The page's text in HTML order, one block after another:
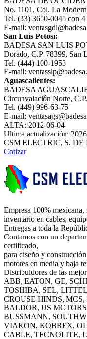
No. 1101, Col. La
Tel. (33) 3650-0045 con 4
E-mail:
San Luis Potosí:
BADESA SAN LUIS
Dorado, C.P. 78399, San
Tel. (444) 100-1953
E-mail:
Aguascalientes:
BADESA
Circunvalación Norte,
Tel. (449) 996-63-75
E-mail:
ALTA: 2012-06-04
Ultima actualización:
CSM ELECTRIC, S. DE
Cotizar
Empresa 100% mexicana,
inventario en cables,
Entregas a toda la
Contamos con un
certificado,
para diseño y
motores en media y baja
Distribuidores de las
ABB, EATON, GE,
TOSHIBA, SEL,
CROUSE HINDS,
BALDOR, US
BUSSMANN,
VIAKON, KOBREX,
CABLE, TECNOLITE,